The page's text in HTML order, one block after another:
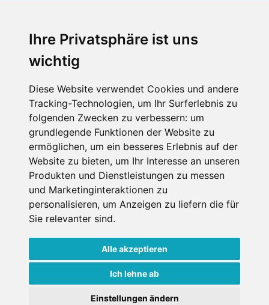
Ihre Privatsphäre ist uns
wichtig
Diese Website verwendet Cookies und andere
Tracking-Technologien, um Ihr Surferlebnis zu
folgenden Zwecken zu verbessern: um
grundlegende Funktionen der Website zu
ermöglichen, um ein besseres Erlebnis auf der
Website zu bieten, um Ihr Interesse an unseren
Produkten und Dienstleistungen zu messen
und Marketinginteraktionen zu
personalisieren, um Anzeigen zu liefern die für
Sie relevanter sind.
Alle akzeptieren
Ich lehne ab
Einstellungen ändern
SERVICE
Datenschutz
Nutzungsbedingungen
Kontakt
WEITERE PORTALE
Schneemenschen.de
Schneehoehen.de
Alpen-Guide.de